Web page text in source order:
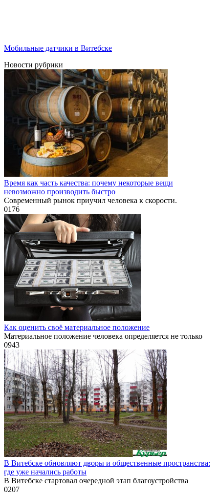
Мобильные датчики в Витебске
Новости рубрики
Время как часть качества: почему некоторые вещи
невозможно производить быстро
Современный рынок приучил человека к скорости.
0176
Как оценить своё материальное положение
Материальное положение человека определяется не только
0943
В Витебске обновляют дворы и общественные пространства:
где уже начались работы
В Витебске стартовал очередной этап благоустройства
0207